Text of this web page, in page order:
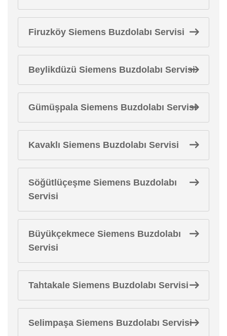
Firuzköy Siemens Buzdolabı Servisi
Beylikdüzü Siemens Buzdolabı Servisi
Gümüşpala Siemens Buzdolabı Servisi
Kavaklı Siemens Buzdolabı Servisi
Söğütlüçeşme Siemens Buzdolabı
Servisi
Büyükçekmece Siemens Buzdolabı
Servisi
Tahtakale Siemens Buzdolabı Servisi
Selimpaşa Siemens Buzdolabı Servisi